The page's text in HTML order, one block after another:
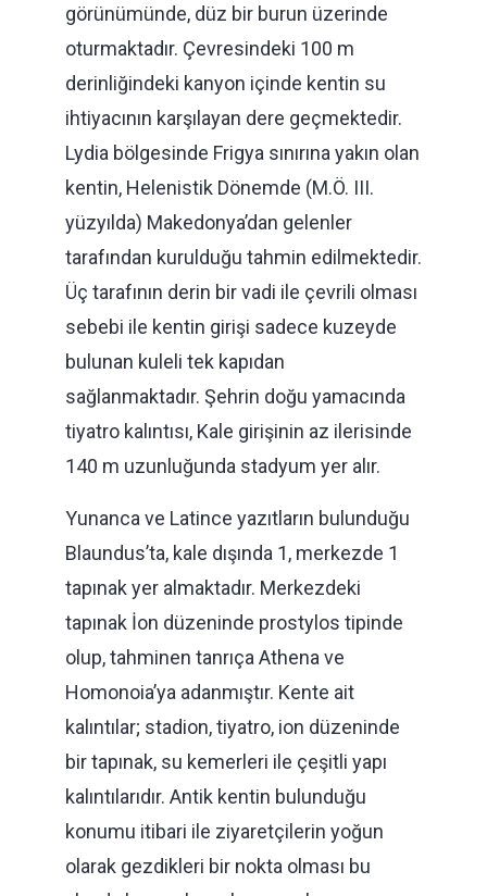
görünümünde, düz bir burun üzerinde
oturmaktadır. Çevresindeki 100 m
derinliğindeki kanyon içinde kentin su
ihtiyacının karşılayan dere geçmektedir.
Lydia bölgesinde Frigya sınırına yakın olan
kentin, Helenistik Dönemde (M.Ö. III.
yüzyılda) Makedonya’dan gelenler
tarafından kurulduğu tahmin edilmektedir.
Üç tarafının derin bir vadi ile çevrili olması
sebebi ile kentin girişi sadece kuzeyde
bulunan kuleli tek kapıdan
sağlanmaktadır. Şehrin doğu yamacında
tiyatro kalıntısı, Kale girişinin az ilerisinde
140 m uzunluğunda stadyum yer alır.
Yunanca ve Latince yazıtların bulunduğu
Blaundus’ta, kale dışında 1, merkezde 1
tapınak yer almaktadır. Merkezdeki
tapınak İon düzeninde prostylos tipinde
olup, tahminen tanrıça Athena ve
Homonoia’ya adanmıştır. Kente ait
kalıntılar; stadion, tiyatro, ion düzeninde
bir tapınak, su kemerleri ile çeşitli yapı
kalıntılarıdır. Antik kentin bulunduğu
konumu itibari ile ziyaretçilerin yoğun
olarak gezdikleri bir nokta olması bu